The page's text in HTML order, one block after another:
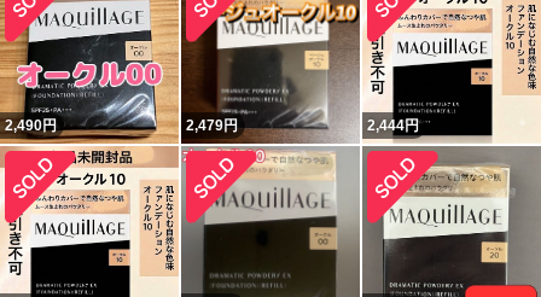
2,490円 2,479円 2,444円